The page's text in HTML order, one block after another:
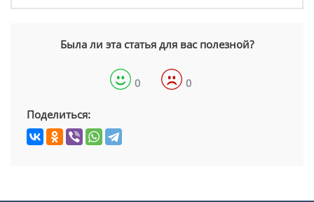
Была ли эта статья для вас полезной?
0 0
Поделиться: